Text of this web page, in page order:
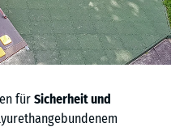
für Sicherheit und